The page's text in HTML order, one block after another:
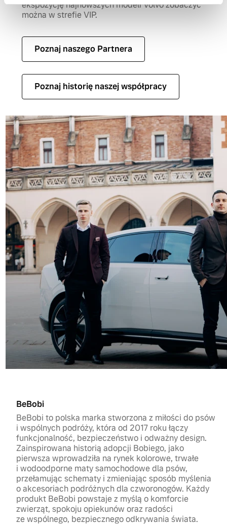
ekspozycję najnowszych modeli Volvo zobaczyć
można w strefie VIP.
Poznaj naszego Partnera
Poznaj historię naszej współpracy
BeBobi
BeBobi to polska marka stworzona z miłości do psów
i wspólnych podróży, która od 2017 roku łączy
funkcjonalność, bezpieczeństwo i odważny design.
Zainspirowana historią adopcji Bobiego, jako
pierwsza wprowadziła na rynek kolorowe, trwałe
i wodoodporne maty samochodowe dla psów,
przełamując schematy i zmieniając sposób myślenia
o akcesoriach podróżnych dla czworonogów. Każdy
produkt BeBobi powstaje z myślą o komforcie
zwierząt, spokoju opiekunów oraz radości
ze wspólnego, bezpiecznego odkrywania świata.